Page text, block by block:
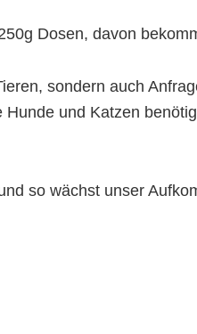
Dosen, davon
sondern auch
und Katzen
so wächst unser